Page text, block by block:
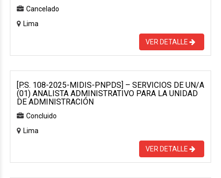
Cancelado
Lima
VER DETALLE
[P.S. 108-2025-MIDIS-PNPDS] – SERVICIOS DE UN/A
(01) ANALISTA ADMINISTRATIVO PARA LA UNIDAD
DE ADMINISTRACIÓN
Concluido
Lima
VER DETALLE